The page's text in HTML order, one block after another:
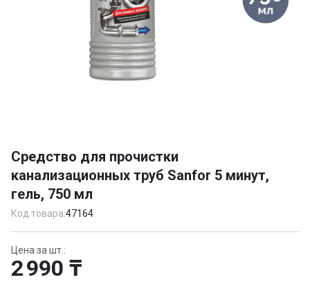
of
1
Средство для прочистки
канализационных труб Sanfor 5 минут,
гель, 750 мл
Код товара:47164
Цена за шт.:
2 990 ₸